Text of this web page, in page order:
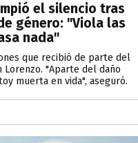
el silencio tras
género: "Viola las
nada"
que recibió de parte del
"Aparte del daño
muerta en vida", aseguró.